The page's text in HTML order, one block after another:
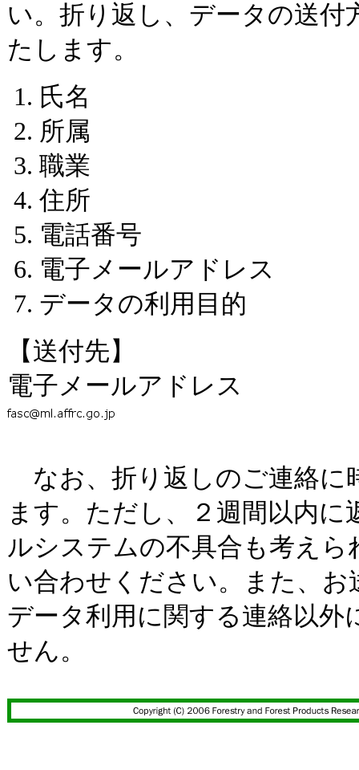
い。折り返し、データの送付
たします。
氏名
所属
職業
住所
電話番号
電子メールアドレス
データの利用目的
【送付先】
電子メールアドレス
なお、折り返しのご連絡に
ます。ただし、２週間以内
ルシステムの不具合も考え
い合わせください。また、
データ利用に関する連絡以外
せん。